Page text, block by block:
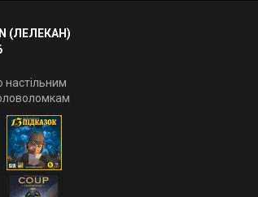
(ЛЕЛЕКАН)
настільним